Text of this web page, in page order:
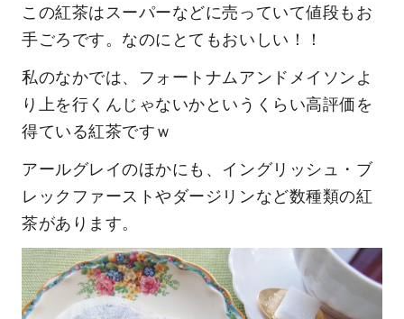
この紅茶はスーパーなどに売っていて値段もお
手ごろです。なのにとてもおいしい！！
私のなかでは、フォートナムアンドメイソンよ
り上を行くんじゃないかというくらい高評価を
得ている紅茶ですｗ
アールグレイのほかにも、イングリッシュ・ブ
レックファーストやダージリンなど数種類の紅
茶があります。